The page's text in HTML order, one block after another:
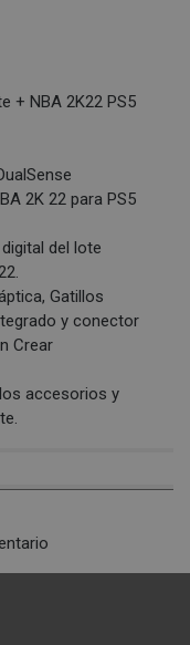
+ NBA 2K22 PS5
2K 22 para PS5
del lote
Gatillos
y conector
Crear
accesorios y